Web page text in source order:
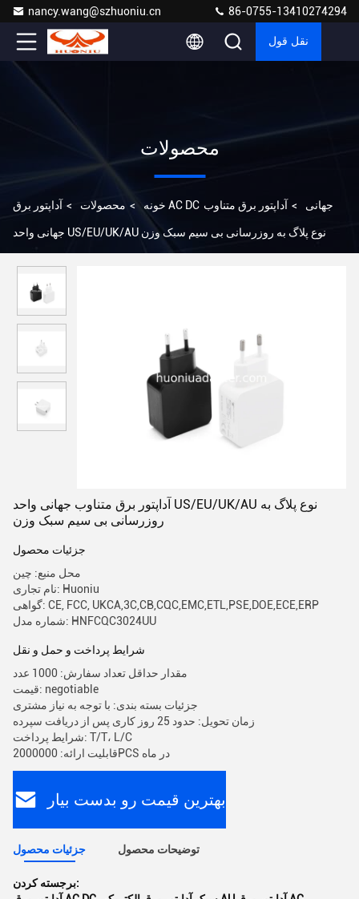
nancy.wang@szhuoniu.cn 86-0755-13410274294
نقل قول
محصولات
خونه > محصولات > آداپتور برق AC DC جهانی > آداپتور برق متناوب
جهانی واحد US/EU/UK/AU نوع پلاگ به روزرسانی بی سیم سبک وزن
آداپتور برق متناوب جهانی واحد US/EU/UK/AU نوع پلاگ به
روزرسانی بی سیم سبک وزن
جزئیات محصول
محل منبع: چین
نام تجاری: Huoniu
گواهی: CE, FCC, UKCA,3C,CB,CQC,EMC,ETL,PSE,DOE,ECE,ERP
شماره مدل: HNFCQC3024UU
شرایط پرداخت و حمل و نقل
مقدار حداقل تعداد سفارش: 1000 عدد
قیمت: negotiable
جزئیات بسته بندی: با توجه به نیاز مشتری
زمان تحویل: حدود 25 روز کاری پس از دریافت سپرده
شرایط پرداخت: T/T، L/C
قابلیت ارائه: 2000000PCS در ماه
بهترین قیمت رو بدست بیار
جزئیات محصول توضیحات محصول
برجسته کردن: